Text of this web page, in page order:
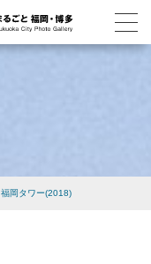
福岡タワー(2018)